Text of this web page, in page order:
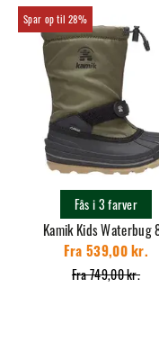
28%
Kamik Kids Waterbug
Fra 749,00 kr.
Fra 539,00 kr.
Fås i 3 farver